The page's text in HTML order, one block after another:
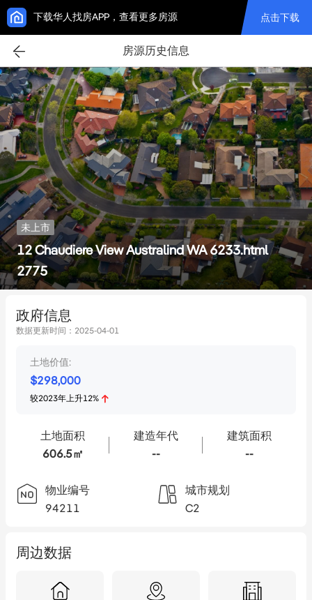
下载华人找房APP，查看更多房源 点击下载
房源历史信息
未上市
12 Chaudiere View Australind WA 6233.html
2775
政府信息
数据更新时间： 2025-04-01
土地价值:
$298,000
较2023年上升12%
土地面积
606.5㎡
建造年代
--
建筑面积
--
物业编号
94211
城市规划
C2
周边数据